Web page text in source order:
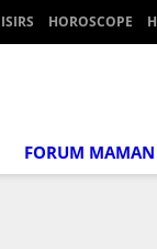
HOROSCOPE
FORUM MAMAN